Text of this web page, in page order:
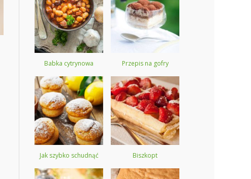
Babka cytrynowa Przepis na gofry
Jak szybko schudnąć Biszkopt